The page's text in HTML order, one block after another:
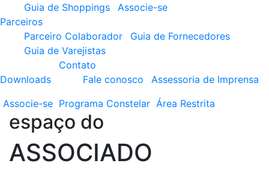
Guia de Shoppings
Associe-se
Parceiros
Parceiro Colaborador
Guia de Fornecedores
Guia de Varejistas
Downloads
Contato
Fale conosco
Assessoria de Imprensa
Associe-se Programa Constelar Área Restrita
espaço do
ASSOCIADO